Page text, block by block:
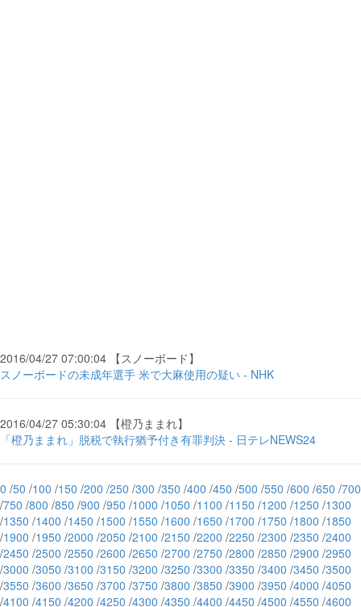
2016/04/27 07:00:04 【スノーボード】
スノーボードの未成年選手 米で大麻使用の疑い - NHK
2016/04/27 05:30:04 【橙乃ままれ】
「橙乃ままれ」脱税で執行猶予付き有罪判決 - 日テレNEWS24
0 /50 /100 /150 /200 /250 /300 /350 /400 /450 /500 /550 /600 /650 /700
/750 /800 /850 /900 /950 /1000 /1050 /1100 /1150 /1200 /1250 /1300
/1350 /1400 /1450 /1500 /1550 /1600 /1650 /1700 /1750 /1800 /1850
/1900 /1950 /2000 /2050 /2100 /2150 /2200 /2250 /2300 /2350 /2400
/2450 /2500 /2550 /2600 /2650 /2700 /2750 /2800 /2850 /2900 /2950
/3000 /3050 /3100 /3150 /3200 /3250 /3300 /3350 /3400 /3450 /3500
/3550 /3600 /3650 /3700 /3750 /3800 /3850 /3900 /3950 /4000 /4050
/4100 /4150 /4200 /4250 /4300 /4350 /4400 /4450 /4500 /4550 /4600